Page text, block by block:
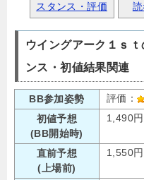
スタンス・評価
ウイングアーク１ｓ
ンス・初値結果関連
BB参加姿勢 評価：
初値予想
(BB開始時)
1,490
直前予想
(上場前)
1,550